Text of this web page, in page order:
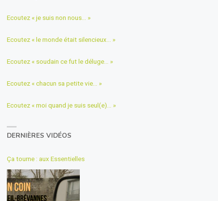
Ecoutez « je suis non nous… »
Ecoutez « le monde était silencieux… »
Ecoutez « soudain ce fut le déluge… »
Ecoutez « chacun sa petite vie… »
Ecoutez « moi quand je suis seul(e)… »
DERNIÈRES VIDÉOS
Ça tourne : aux Essentielles